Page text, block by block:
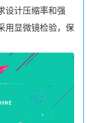
设计压缩率和强
用显微镜检验，保